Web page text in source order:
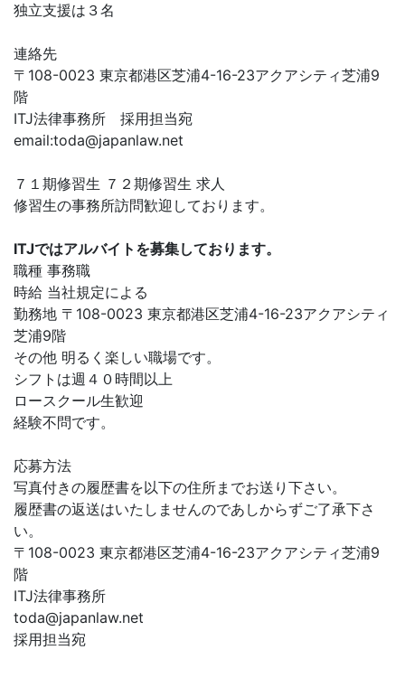
独立支援は３名
連絡先
〒108-0023 東京都港区芝浦4-16-23アクアシティ芝浦9
階
ITJ法律事務所 採用担当宛
email:toda@japanlaw.net
７１期修習生 ７２期修習生 求人
修習生の事務所訪問歓迎しております。
ITJではアルバイトを募集しております。
職種 事務職
時給 当社規定による
勤務地 〒108-0023 東京都港区芝浦4-16-23アクアシティ
芝浦9階
その他 明るく楽しい職場です。
シフトは週４０時間以上
ロースクール生歓迎
経験不問です。
応募方法
写真付きの履歴書を以下の住所までお送り下さい。
履歴書の返送はいたしませんのであしからずご了承下さ
い。
〒108-0023 東京都港区芝浦4-16-23アクアシティ芝浦9
階
ITJ法律事務所
toda@japanlaw.net
採用担当宛